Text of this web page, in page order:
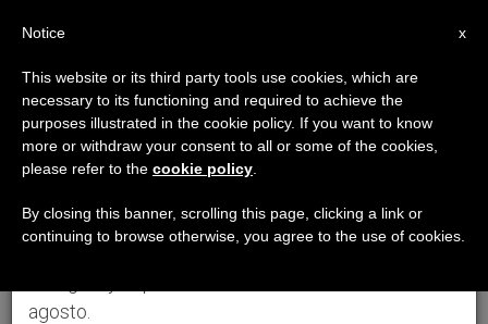
×
Aviso importante
Del 27 de julio al 7 de agosto haremos la pausa
anual, aprovechando que en el periodo de verano
se generan menos informaciones y también el
agosto.
x
Notice
This website or its third party tools use cookies, which are
necessary to its functioning and required to achieve the
purposes illustrated in the cookie policy. If you want to know
more or withdraw your consent to all or some of the cookies,
please refer to the cookie policy
By closing this banner, scrolling this page, clicking a link or
continuing to browse otherwise, you agree to the use of cookies.